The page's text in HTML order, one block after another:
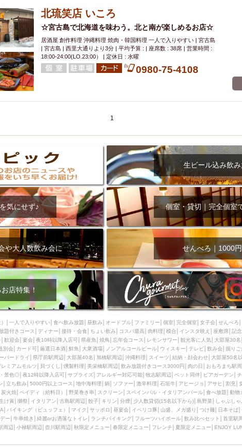
牧志駅周辺 ペット同伴 ビアガーデン
メ
沖縄そば 串揚げ バレンタイン 立ち飲み 5000円以上コース
石垣牛 アヒージョ アサヒ 割烹 女性専用トイレあり
スペシャルディナー ホルモン(もつ) 炭火焼
ンバル・イタリアンバール 食べ放題 動物カフェ＆バー
エ 安里駅周辺 イ
少人数貸切(15名以下から) 島野菜 しゃぶしゃぶ パクチー
ウェディング
オーガニック プレミアムフライデー
ランチバイキング フルーツハイボール 飲み比べセット 首里駅周
焼き 幹事様特典 おばんざい チーズタッカルビ 奥武山公園駅周
ニュー 春限定メニュー フレンチ 夏限定メニュー ENJOY
辺 シードル 那覇空港駅周辺 儀保駅周辺
北琉笑店 いころ
☆宮古島で北海道を味わう。北と南が楽しめるお店☆
居酒屋 創作料理 沖縄料理 焼肉・韓国料理 一人で入りやすい | 宮古島
| 宮古島 | 西里大通りより3分 | 平均予算 : | 座席数 : 38席 | 営業時間 :
18:00-24:00(LO.23:00） | 定休日 : 水曜
0980-75-4108
1
生ビール込み飲み
気にせず♪ 個室・貸切｜完全個室
や大人数飲み会に せんべろ｜1000
店特集！
一人で入りやすい 食べ飲み放題 昼飲み オードブル ファミリー 個室 完全個室 女子会 せんべろ
題付きコース ディナー 接待・会食 ちょい飲み コスパ最高 肉料理 模合 インスタ映え 座敷席 記念
歓迎会 宴会 夜10時以降入店可 県産魚 焼鳥 忘年会コース レモンサワー 観光客に人気 大部屋30名
別会 カード可 厳選日本酒 鮮魚 大衆酒場 ノンアルコールビール ウィスキー テレビ 飲み会 掘りご
パードライ 県庁前駅周辺 大部屋40名 旭橋駅周辺 沖縄料理 スイーツ 結納・顔会わせ 大部屋50名
レミアムモルツ 貝づくし 燻製料理 美栄橋駅周辺 飲み放題付きコース3000円 肉の日 おもろまち駅周
景色◎ 夜12時以降入店可 サプライズ アレルギー対応可能 牧志駅周辺 ペット同伴 ビアガーデン
立ち飲み 5000円以上コース 地中海料理 鍋 ソファー 激辛料理 石垣牛 アヒージョ アサヒ 割烹
炭火焼 ペイディ（給料日） 野菜巻き串 スクリーン スペインバル・イタリアンバール 食べ放題 動物
け簀 獺祭 イタリアン 古島駅周辺 餃子 キリン 分煙 少人数貸切(15名以下から) 島野菜 しゃぶしゃ
バイキング（ビュッフェ） マイク サッポロ 昼宴会 イベリコ豚 山盛、メガ盛り つけ麺 日本そば
ー 牛串焼き 綺麗orお洒落なトイレ ランチバイキング フルーツハイボール 飲み比べセット 首里駅
周辺 小禄駅周辺 壺川駅周辺 秋限定メニュー 春限定メニュー フレンチ 夏限定メニュー ENJOY